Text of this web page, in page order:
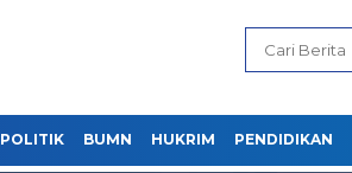
POLITIK BUMN HUKRIM PENDIDIKAN